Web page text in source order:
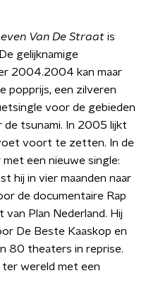
Van De Straat is
gelijknamige
2004.2004 kan maar
popprijs, een zilveren
voor de gebieden
tsunami. In 2005 lijkt
voort te zetten. In de
een nieuwe single:
hij in vier maanden naar
de documentaire Rap
Plan Nederland. Hij
De Beste Kaaskop en
80 theaters in reprise.
ter wereld met een